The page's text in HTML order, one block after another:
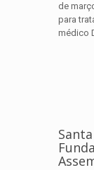
de
para
médico